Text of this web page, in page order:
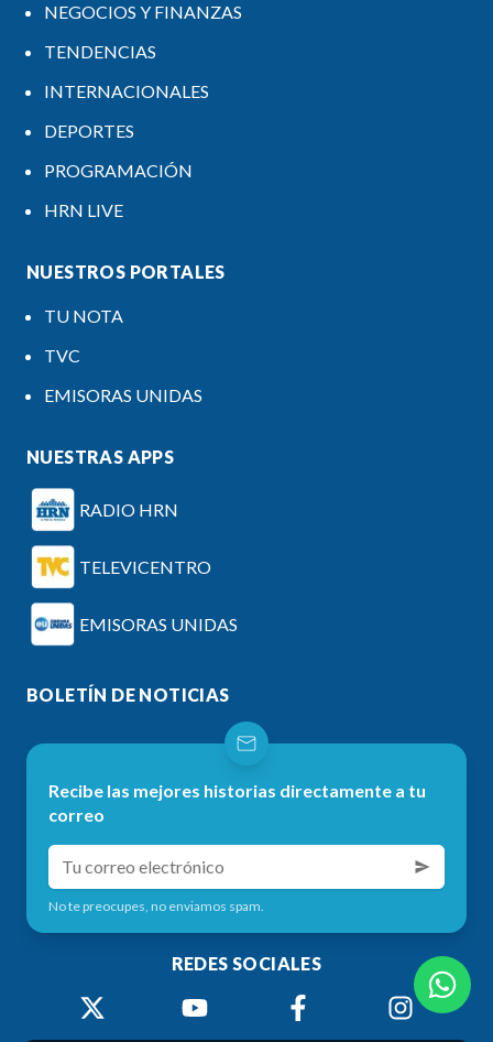
NEGOCIOS Y FINANZAS
TENDENCIAS
INTERNACIONALES
DEPORTES
PROGRAMACIÓN
HRN LIVE
NUESTROS PORTALES
TU NOTA
TVC
EMISORAS UNIDAS
NUESTRAS APPS
RADIO HRN
TELEVICENTRO
EMISORAS UNIDAS
BOLETÍN DE NOTICIAS
Recibe las mejores historias directamente a tu
correo
No te preocupes, no enviamos spam.
REDES SOCIALES